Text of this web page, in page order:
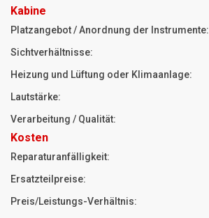
Kabine
Platzangebot / Anordnung der Instrumente:
Sichtverhältnisse:
Heizung und Lüftung oder Klimaanlage:
Lautstärke:
Verarbeitung / Qualität:
Kosten
Reparaturanfälligkeit:
Ersatzteilpreise:
Preis/Leistungs-Verhältnis: